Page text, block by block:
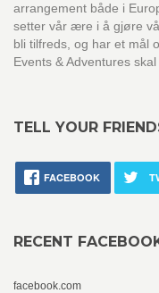
arrangement både i
setter vår ære i å gjøre
bli tilfreds, og har et mål
Events & Adventures
TELL YOUR
FACEBOOK
RECENT
facebook.com